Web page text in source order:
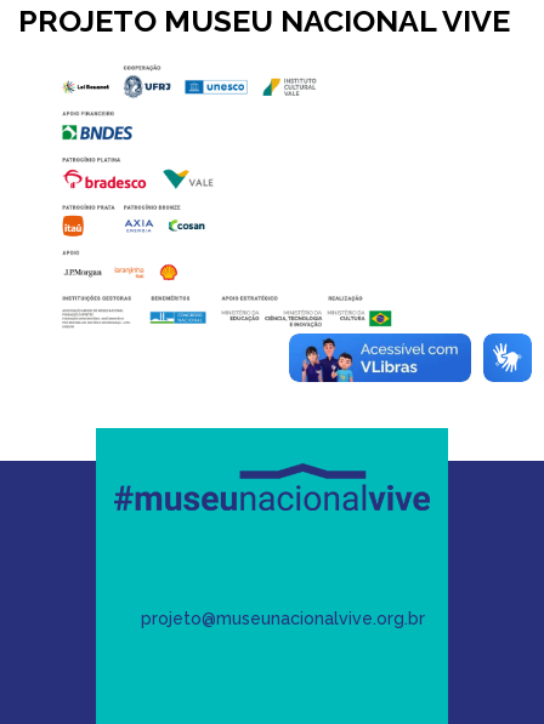
PROJETO MUSEU NACIONAL VIVE
projeto@museunacionalvive.org.br